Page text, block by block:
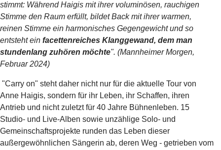
stimmt: Während Haigis mit ihrer voluminösen, rauchigen
Stimme den Raum erfüllt, bildet Back mit ihrer warmen,
reinen Stimme ein harmonisches Gegengewicht und so
entsteht ein facettenreiches Klanggewand, dem man
stundenlang zuhören möchte". (Mannheimer Morgen,
Februar 2024)
"Carry on" steht daher nicht nur für die aktuelle Tour von
Anne Haigis, sondern für ihr Leben, ihr Schaffen, ihren
Antrieb und nicht zuletzt für 40 Jahre Bühnenleben. 15
Studio- und Live-Alben sowie unzählige Solo- und
Gemeinschaftsprojekte runden das Leben dieser
außergewöhnlichen Sängerin ab, deren Weg - getrieben vom